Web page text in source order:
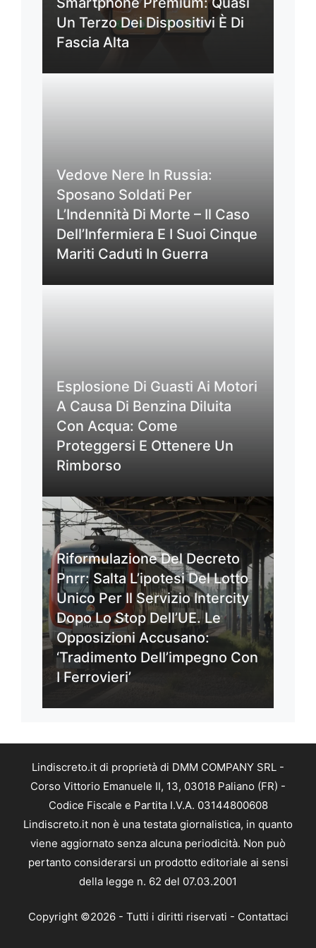
Un Terzo Dei Dispositivi È Di
Fascia Alta
Vedove Nere In Russia:
Sposano Soldati Per
L’Indennità Di Morte – Il Caso
Dell’Infermiera E I Suoi Cinque
Mariti Caduti In Guerra
Esplosione Di Guasti Ai Motori
A Causa Di Benzina Diluita
Con Acqua: Come
Proteggersi E Ottenere Un
Rimborso
Riformulazione Del Decreto
Pnrr: Salta L’ipotesi Del Lotto
Unico Per Il Servizio Intercity
Dopo Lo Stop Dell’UE. Le
Opposizioni Accusano:
‘Tradimento Dell’impegno Con
I Ferrovieri’
Lindiscreto.it di proprietà di DMM COMPANY SRL -
Corso Vittorio Emanuele II, 13, 03018 Paliano (FR) -
Codice Fiscale e Partita I.V.A. 03144800608
Lindiscreto.it non è una testata giornalistica, in quanto
viene aggiornato senza alcuna periodicità. Non può
pertanto considerarsi un prodotto editoriale ai sensi
della legge n. 62 del 07.03.2001
Copyright ©2026 - Tutti i diritti riservati - Contattaci